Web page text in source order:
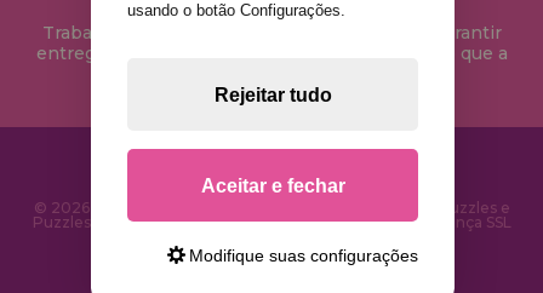
Trabalhamos com stocks permanentes para garantir
entregas rápidas no território peninsular, desde que a
© 2026 CasaDoPuzzle.com - Loja Online para comprar Puzzles e
Puzzles na Internet. Entrega rápida em 24 horas e segurança SSL
usando o botão Configurações.
Rejeitar tudo
Aceitar e fechar
Modifique suas configurações